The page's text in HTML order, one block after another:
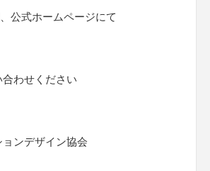
公式ホームページにて
わせください
ンデザイン協会